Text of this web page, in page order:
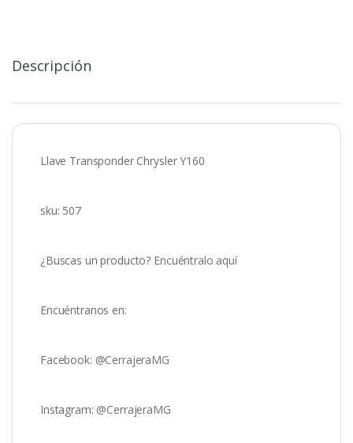
Descripción
Llave Transponder Chrysler Y160
sku: 507
¿Buscas un producto? Encuéntralo aquí
Encuéntranos en:
Facebook: @CerrajeraMG
Instagram: @CerrajeraMG